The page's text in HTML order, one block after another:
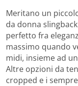
Meritano un
da donna
perfetto fra
massimo quando
midi, insieme ad
Altre opzioni da
cropped e i